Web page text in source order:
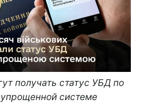
получать статус УБД по
системе